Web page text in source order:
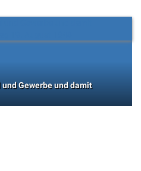
Gewerbe und damit